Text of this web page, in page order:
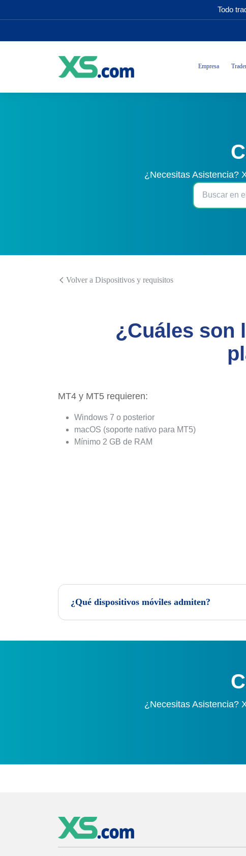
Todo
Empresa
¿Necesitas Asistencia?
Volver a Dispositivos y requisitos
¿Cuáles son
MT4 y MT5 requieren:
Windows 7 o posterior
macOS (soporte nativo para MT5)
Mínimo 2 GB de RAM
¿Qué dispositivos móviles admiten?
¿Necesitas Asistencia?